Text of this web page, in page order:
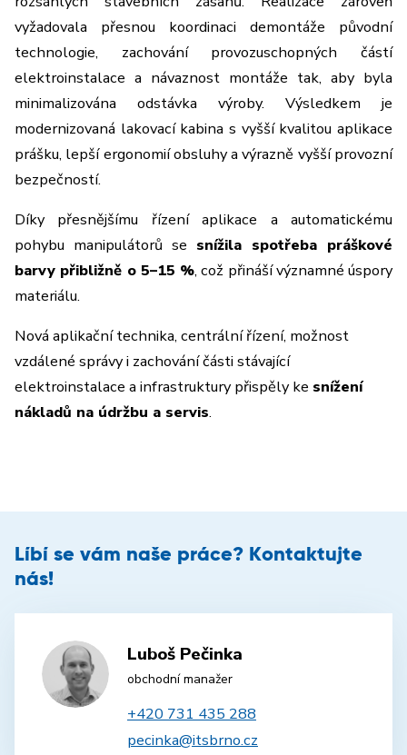
vyžadovala přesnou koordinaci demontáže původní
technologie, zachování provozuschopných částí
elektroinstalace a návaznost montáže tak, aby byla
minimalizována odstávka výroby. Výsledkem je
modernizovaná lakovací kabina s vyšší kvalitou aplikace
prášku, lepší ergonomií obsluhy a výrazně vyšší provozní
bezpečností.
Díky přesnějšímu řízení aplikace a automatickému
pohybu manipulátorů se snížila spotřeba práškové
barvy přibližně o 5–15 %, což přináší významné úspory
materiálu.
Nová aplikační technika, centrální řízení, možnost
vzdálené správy i zachování části stávající
elektroinstalace a infrastruktury přispěly ke snížení
nákladů na údržbu a servis.
Líbí se vám naše práce? Kontaktujte
nás!
Luboš Pečinka
obchodní manažer
+420 731 435 288
pecinka@itsbrno.cz